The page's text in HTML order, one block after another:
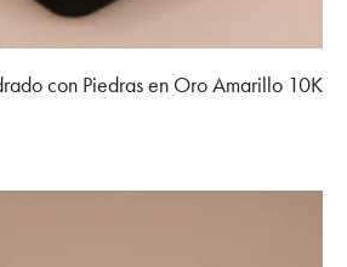
con Piedras en Oro Amarillo 10K